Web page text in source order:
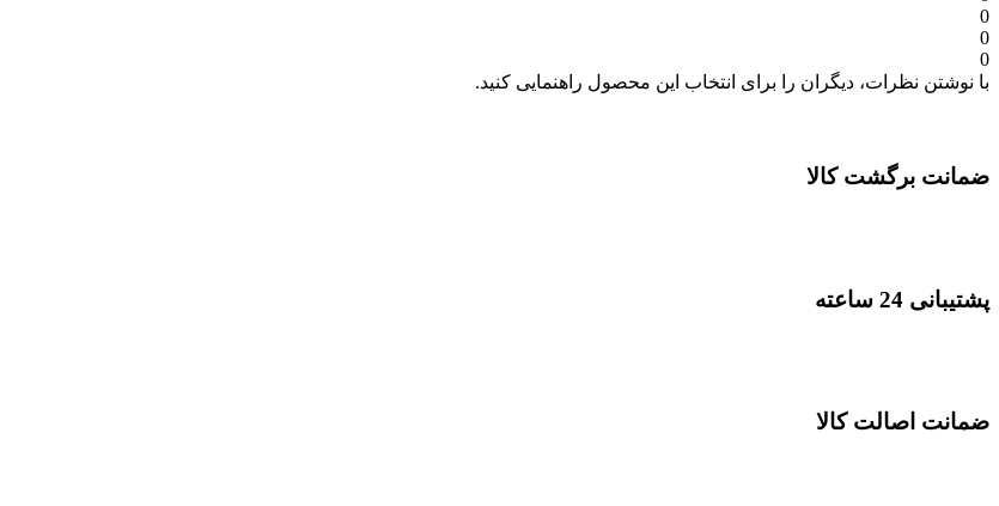
0
0
0
با نوشتن نظرات، دیگران را برای انتخاب این محصول راهنمایی کنید.
ضمانت برگشت کالا
پشتیبانی 24 ساعته
ضمانت اصالت کالا